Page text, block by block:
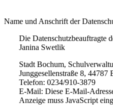
Name und Anschrift der
Die Datenschutzbeauftragte
Janina Swetlik
Stadt Bochum,
Junggesellenstraße 8, 44787
Telefon: 0234/910-3879
E-Mail: Diese E-Mail-
Anzeige muss JavaScript